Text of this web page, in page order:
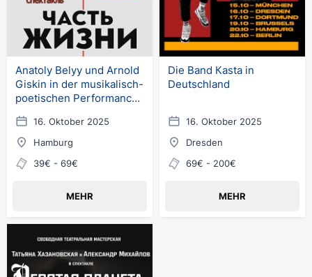
Anatoly Belyy und Arnold
Giskin in der musikalisch-
poetischen Performance
Deutschland
16. Oktober 2025
Hamburg
39€ - 69€
MEHR
Die Band Кasta in
Deutschland
16. Oktober 2025
Dresden
69€ - 200€
MEHR